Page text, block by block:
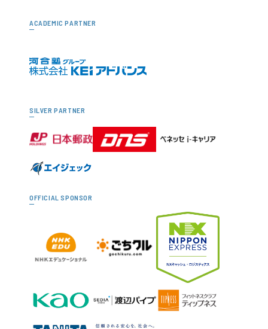
ACADEMIC PARTNER
SILVER PARTNER
OFFICIAL SPONSOR